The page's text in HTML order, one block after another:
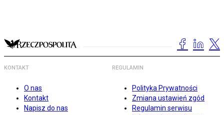
KONTAKT
O nas
Kontakt
Napisz do nas
REGULAMIN
Polityka Prywatności
Zmiana ustawień zgód
Regulamin serwisu